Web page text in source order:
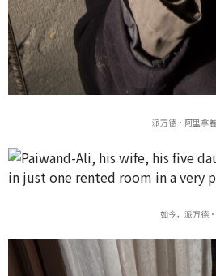
派万德·阿里拿
如今，派万德